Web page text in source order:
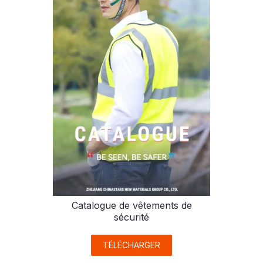
Catalogue de vêtements de
sécurité
TÉLÉCHARGER